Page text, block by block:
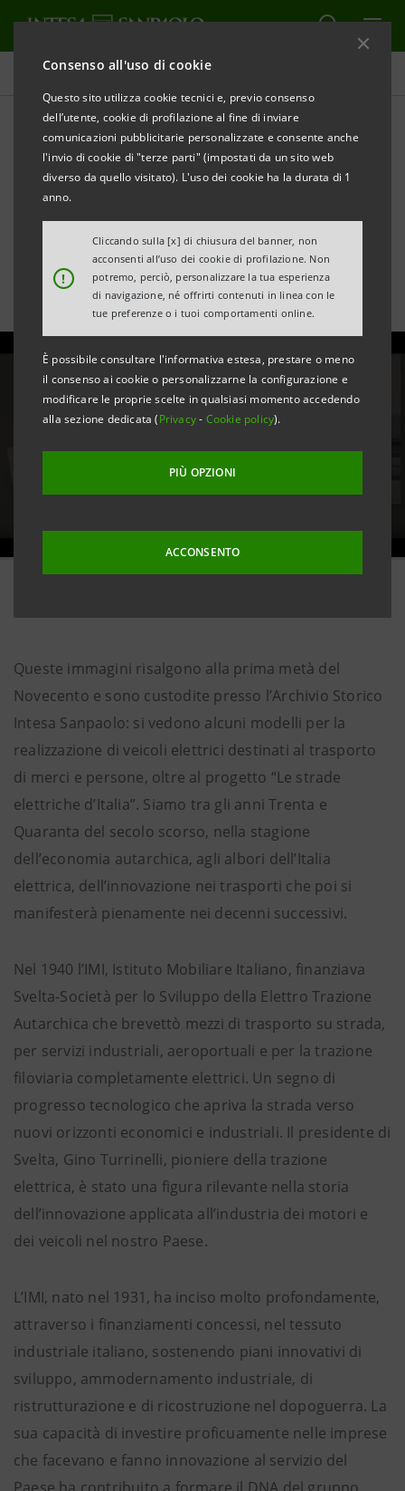
Consenso all'uso di cookie
Questo sito utilizza cookie tecnici e, previo consenso
dell’utente, cookie di profilazione al fine di inviare
comunicazioni pubblicitarie personalizzate e consente anche
l'invio di cookie di "terze parti" (impostati da un sito web
diverso da quello visitato). L'uso dei cookie ha la durata di 1
anno.
!
Cliccando sulla [x] di chiusura del banner, non
acconsenti all’uso dei cookie di profilazione. Non
potremo, perciò, personalizzare la tua esperienza
di navigazione, né offrirti contenuti in linea con le
tue preferenze o i tuoi comportamenti online.
È possibile consultare l'informativa estesa, prestare o meno
il consenso ai cookie o personalizzarne la configurazione e
modificare le proprie scelte in qualsiasi momento accedendo
alla sezione dedicata (Privacy- Cookie policy).
PIÙ OPZIONI
ACCONSENTO
Tutte le news
1940, l’Italia va “Svelta” con i
primi trasporti elettrici
finanziati da IMI
Queste immagini risalgono alla prima metà del
Novecento e sono custodite presso l’Archivio Storico
Intesa Sanpaolo: si vedono alcuni modelli per la
realizzazione di veicoli elettrici destinati al trasporto
di merci e persone, oltre al progetto “Le strade
elettriche d’Italia”. Siamo tra gli anni Trenta e
Quaranta del secolo scorso, nella stagione
dell’economia autarchica, agli albori dell’Italia
elettrica, dell’innovazione nei trasporti che poi si
manifesterà pienamente nei decenni successivi.
Nel 1940 l’IMI, Istituto Mobiliare Italiano, finanziava
Svelta-Società per lo Sviluppo della Elettro Trazione
Autarchica che brevettò mezzi di trasporto su strada,
per servizi industriali, aeroportuali e per la trazione
filoviaria completamente elettrici. Un segno di
progresso tecnologico che apriva la strada verso
nuovi orizzonti economici e industriali. Il presidente di
Svelta, Gino Turrinelli, pioniere della trazione
elettrica, è stato una figura rilevante nella storia
dell’innovazione applicata all’industria dei motori e
dei veicoli nel nostro Paese.
L’IMI, nato nel 1931, ha inciso molto profondamente,
attraverso i finanziamenti concessi, nel tessuto
industriale italiano, sostenendo piani innovativi di
sviluppo, ammodernamento industriale, di
ristrutturazione e di ricostruzione nel dopoguerra. La
sua capacità di investire proficuamente nelle imprese
che facevano e fanno innovazione al servizio del